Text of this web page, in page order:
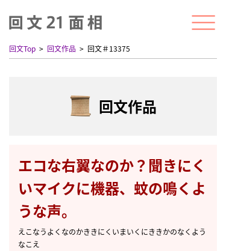
回文Top 回文作品 回文＃13375
回文作品
エコな右翼なのか？聞きにく
いマイクに機器、蚊の鳴くよ
うな声。
えこなうよくなのかききにくいまいくにききかのなくよう
なこえ